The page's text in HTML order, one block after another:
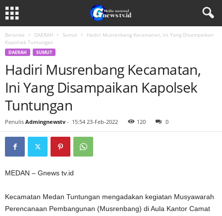
Beranda DAERAH Sumut
Hadiri Musrenbang Kecamatan, Ini Yang Disampaikan
Kapolsek Tuntungan
DAERAH SUMUT
Hadiri Musrenbang Kecamatan,
Ini Yang Disampaikan Kapolsek
Tuntungan
Penulis Admingnewstv - 15:54 23-Feb-2022 120 0
MEDAN – Gnews tv.id
Kecamatan Medan Tuntungan mengadakan kegiatan Musyawarah
Perencanaan Pembangunan (Musrenbang) di Aula Kantor Camat